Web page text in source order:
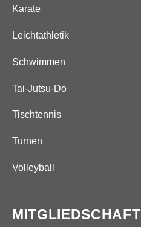
Karate
Leichtathletik
Schwimmen
Tai-Jutsu-Do
Tischtennis
Turnen
Volleyball
MITGLIEDSCHAFT